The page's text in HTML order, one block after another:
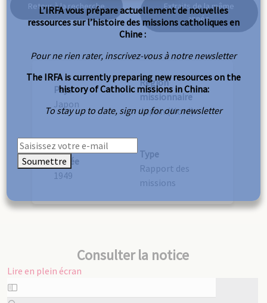
Retour à la recherche
Extraits de la même
année
Pays
Japon
Région
missionnaire
Japon (Nord)
Année
1949
Type
Rapport des
missions
Consulter la notice
Lire en plein écran
Aller
au
L’IRFA vous prépare actuellement de nouvelles
ressources sur l’histoire des missions catholiques en
Chine :
Pour ne rien rater, inscrivez-vous à notre newsletter
The IRFA is currently preparing new resources on the
history of Catholic missions in China:
To stay up to date, sign up for our newsletter
Soumettre